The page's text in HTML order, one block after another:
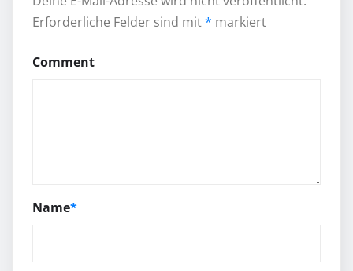
Erforderliche Felder sind mit* markiert
Comment
Name*